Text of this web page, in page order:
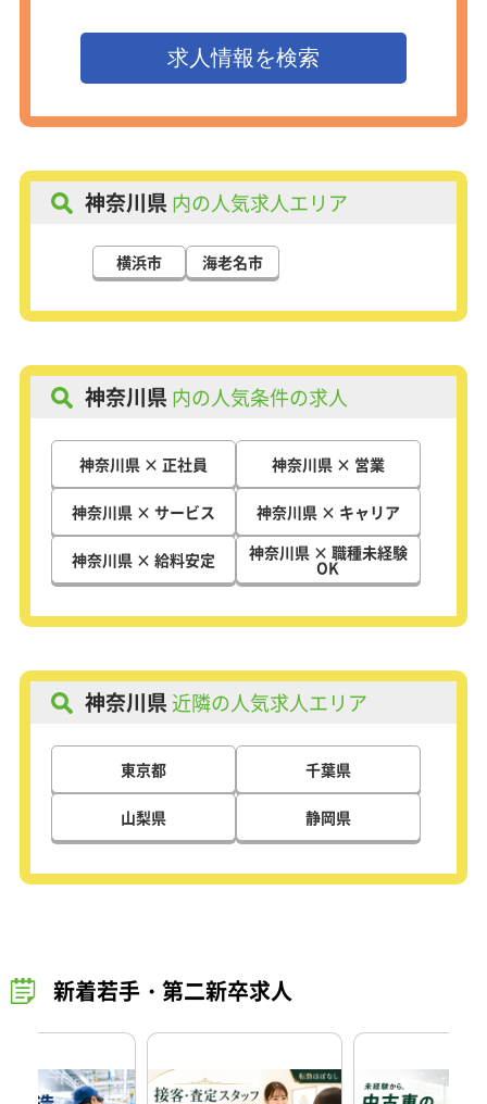
神奈川県 内の人気求人エリア
横浜市 海老名市
神奈川県 内の人気条件の求人
神奈川県 × 正社員 神奈川県 × 営業
神奈川県 × サービス 神奈川県 × キャリア
神奈川県 × 給料安定 神奈川県 × 職種未経験
OK
神奈川県 近隣の人気求人エリア
東京都 千葉県
山梨県 静岡県
新着若手・第二新卒求人